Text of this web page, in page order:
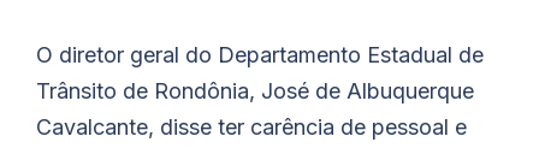
O diretor geral do Departamento Estadual de
Trânsito de Rondônia, José de Albuquerque
Cavalcante, disse ter carência de pessoal e